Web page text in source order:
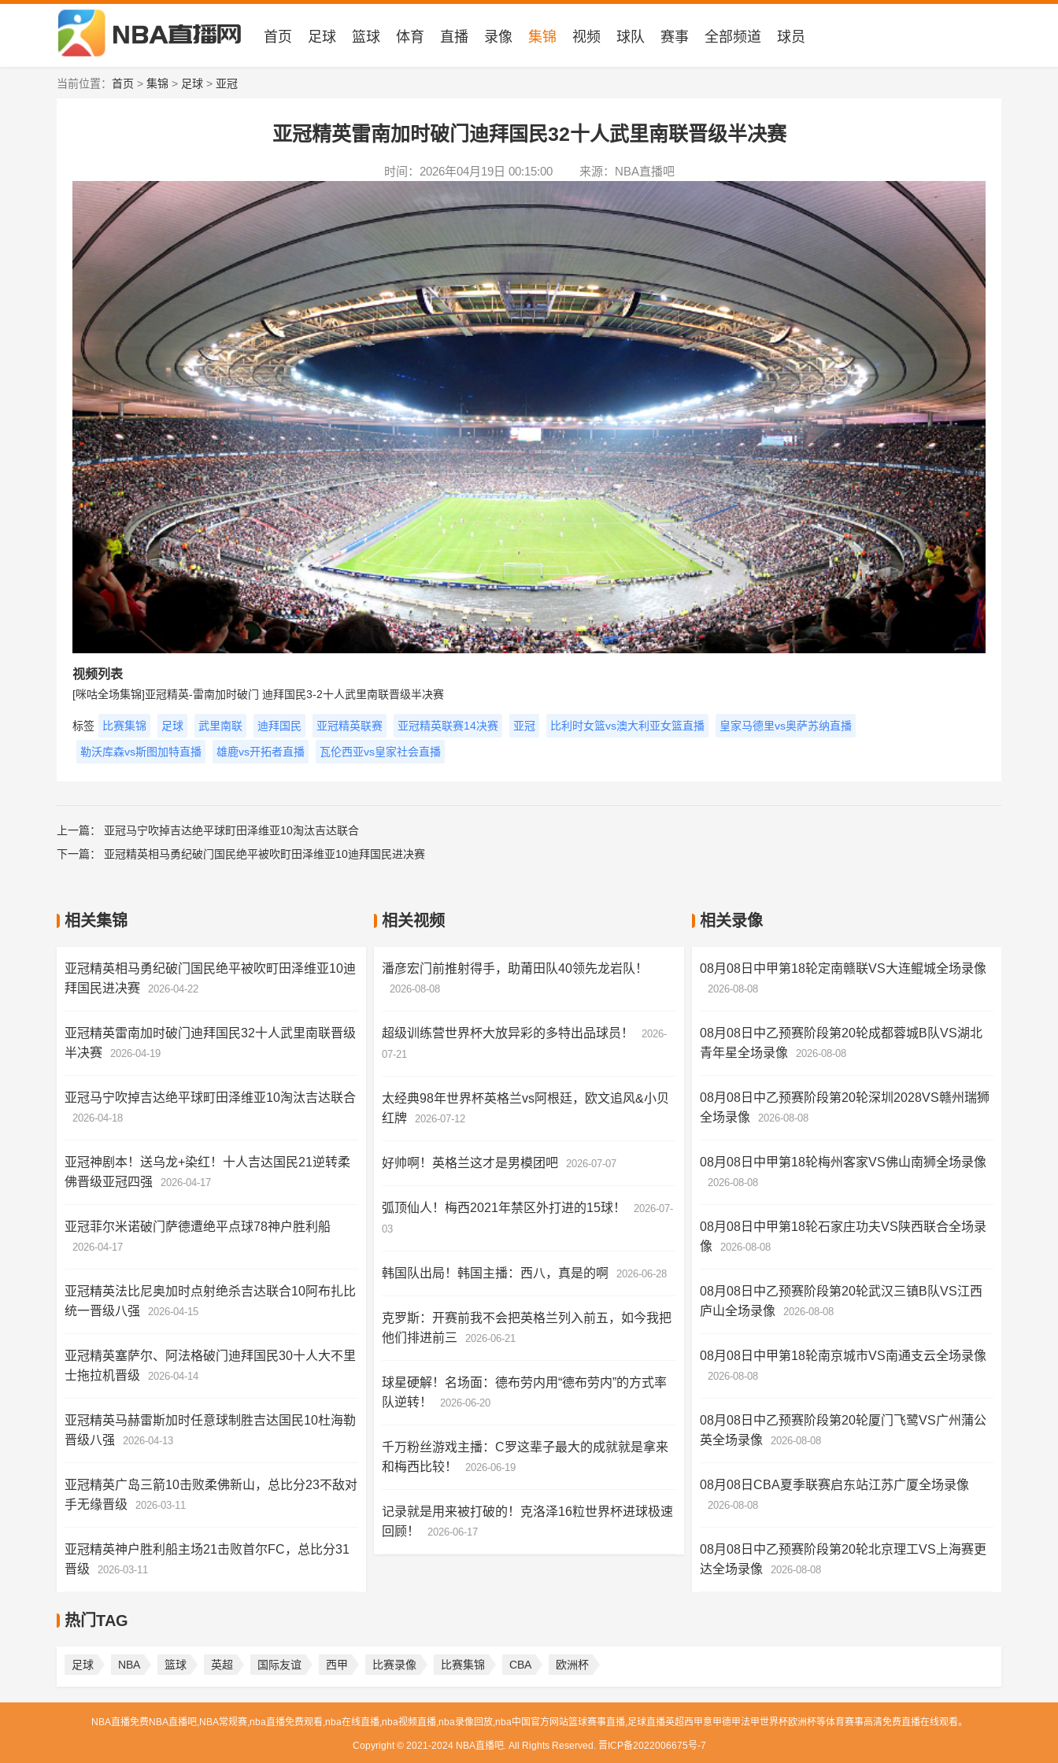
首页 足球 篮球 体育 直播 录像 集锦 视频 球队 赛事 全部频道 球员
当前位置： 首页 > 集锦 > 足球 > 亚冠
亚冠精英雷南加时破门迪拜国民32十人武里南联晋级半决赛
时间：2026年04月19日 00:15:00 来源：NBA直播吧
视频列表
[咪咕全场集锦]亚冠精英-雷南加时破门 迪拜国民3-2十人武里南联晋级半决赛
标签 比赛集锦 足球 武里南联 迪拜国民 亚冠精英联赛 亚冠精英联赛14决赛 亚冠 比利时女篮vs澳大利亚女篮直播 皇家马德里vs奥萨苏纳直播
勒沃库森vs斯图加特直播 雄鹿vs开拓者直播 瓦伦西亚vs皇家社会直播
上一篇： 亚冠马宁吹掉吉达绝平球町田泽维亚10淘汰吉达联合
下一篇： 亚冠精英相马勇纪破门国民绝平被吹町田泽维亚10迪拜国民进决赛
相关集锦
亚冠精英相马勇纪破门国民绝平被吹町田泽维亚10迪
拜国民进决赛
2026-04-22
亚冠精英雷南加时破门迪拜国民32十人武里南联晋级
半决赛
2026-04-19
亚冠马宁吹掉吉达绝平球町田泽维亚10淘汰吉达联合
2026-04-18
亚冠神剧本！送乌龙+染红！十人吉达国民21逆转柔
佛晋级亚冠四强
2026-04-17
亚冠菲尔米诺破门萨德遭绝平点球78神户胜利船
2026-04-17
亚冠精英法比尼奥加时点射绝杀吉达联合10阿布扎比
统一晋级八强
2026-04-15
亚冠精英塞萨尔、阿法格破门迪拜国民30十人大不里
士拖拉机晋级
2026-04-14
亚冠精英马赫雷斯加时任意球制胜吉达国民10杜海勒
晋级八强
2026-04-13
亚冠精英广岛三箭10击败柔佛新山，总比分23不敌对
手无缘晋级
2026-03-11
亚冠精英神户胜利船主场21击败首尔FC，总比分31
晋级
2026-03-11
相关视频
潘彦宏门前推射得手，助莆田队40领先龙岩队！
2026-08-08
超级训练营世界杯大放异彩的多特出品球员！
2026-
07-21
太经典98年世界杯英格兰vs阿根廷，欧文追风&小贝
红牌
2026-07-12
好帅啊！英格兰这才是男模团吧 2026-07-07
弧顶仙人！梅西2021年禁区外打进的15球！
2026-07-
03
韩国队出局！韩国主播：西八，真是的啊 2026-06-28
克罗斯：开赛前我不会把英格兰列入前五，如今我把
他们排进前三
2026-06-21
球星硬解！名场面：德布劳内用“德布劳内”的方式率
队逆转！
2026-06-20
千万粉丝游戏主播：C罗这辈子最大的成就就是拿来
和梅西比较！
2026-06-19
记录就是用来被打破的！克洛泽16粒世界杯进球极速
回顾！
2026-06-17
相关录像
08月08日中甲第18轮定南赣联VS大连鲲城全场录像
2026-08-08
08月08日中乙预赛阶段第20轮成都蓉城B队VS湖北
青年星全场录像
2026-08-08
08月08日中乙预赛阶段第20轮深圳2028VS赣州瑞狮
全场录像
2026-08-08
08月08日中甲第18轮梅州客家VS佛山南狮全场录像
2026-08-08
08月08日中甲第18轮石家庄功夫VS陕西联合全场录
像
2026-08-08
08月08日中乙预赛阶段第20轮武汉三镇B队VS江西
庐山全场录像
2026-08-08
08月08日中甲第18轮南京城市VS南通支云全场录像
2026-08-08
08月08日中乙预赛阶段第20轮厦门飞鹭VS广州蒲公
英全场录像
2026-08-08
08月08日CBA夏季联赛启东站江苏广厦全场录像
2026-08-08
08月08日中乙预赛阶段第20轮北京理工VS上海赛更
达全场录像
2026-08-08
热门TAG
足球 NBA 篮球 英超 国际友谊 西甲 比赛录像 比赛集锦 CBA 欧洲杯
NBA直播免费NBA直播吧,NBA常规赛,nba直播免费观看,nba在线直播,nba视频直播,nba录像回放,nba中国官方网站篮球赛事直播,足球直播英超西甲意甲德甲法甲世界杯欧洲杯等体育赛事高清免费直播在线观看。
Copyright © 2021-2024 NBA直播吧. All Rights Reserved. 晋ICP备2022006675号-7